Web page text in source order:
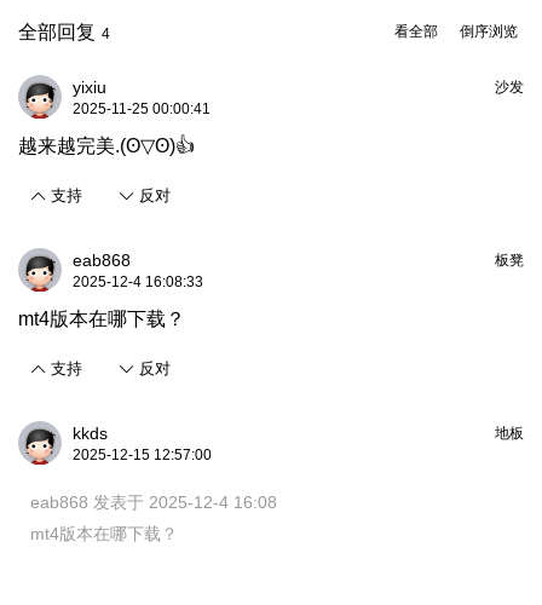
倒序浏览
看全部
全部回复 4
沙发
yixiu
2025-11-25 00:00:41
越来越完美.(ʘ▽ʘ)👍
支持 反对
板凳
eab868
2025-12-4 16:08:33
mt4版本在哪下载？
支持 反对
地板
kkds
2025-12-15 12:57:00
eab868 发表于 2025-12-4 16:08
mt4版本在哪下载？